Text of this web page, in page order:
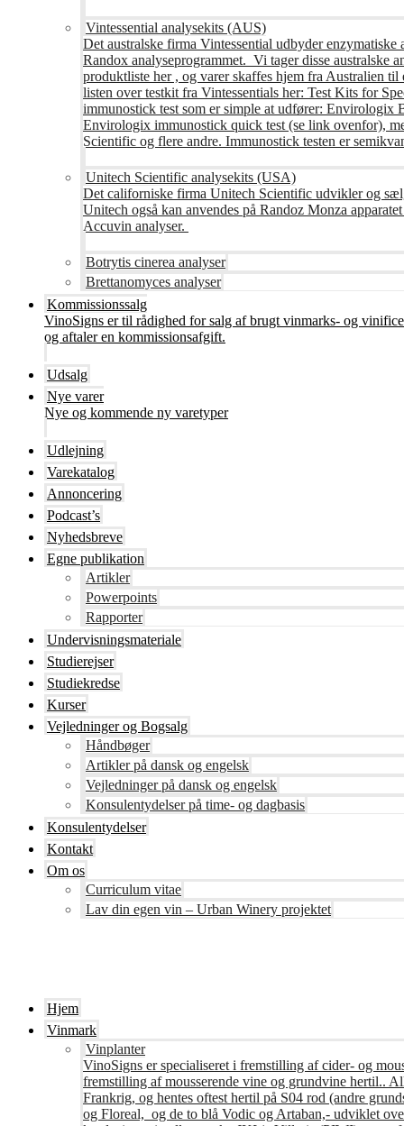
Vintessential analysekits (AUS)
Det australske firma Vintessential udbyder
Randox analyseprogrammet. Vi tager disse australske
produktliste her , og varer skaffes hjem fra Australien
listen over testkit fra Vintessentials her: Test Kits for
immunostick test som er simple at udfører: Envirologix
Envirologix immunostick quick test (se link ovenfor),
Scientific og flere andre. Immunostick testen er
Unitech Scientific analysekits (USA)
Det californiske firma Unitech Scientific udvikler og
Unitech også kan anvendes på Randoz Monza
Accuvin analyser.
Botrytis cinerea analyser
Brettanomyces analyser
Kommissionssalg
VinoSigns er til rådighed for salg af brugt vinmarks- og
og aftaler en kommissionsafgift.
Udsalg
Nye varer
Nye og kommende ny varetyper
Udlejning
Varekatalog
Annoncering
Podcast’s
Nyhedsbreve
Egne publikation
Artikler
Powerpoints
Rapporter
Undervisningsmateriale
Studierejser
Studiekredse
Kurser
Vejledninger og Bogsalg
Håndbøger
Artikler på dansk og engelsk
Vejledninger på dansk og engelsk
Konsulentydelser på time- og dagbasis
Konsulentydelser
Kontakt
Om os
Curriculum vitae
Lav din egen vin – Urban Winery projektet
Hjem
Vinmark
Vinplanter
VinoSigns er specialiseret i fremstilling af cider- og
fremstilling af mousserende vine og grundvine hertil..
Frankrig, og hentes oftest hertil på S04 rod (andre
og Floreal, og de to blå Vodic og Artaban,- udviklet